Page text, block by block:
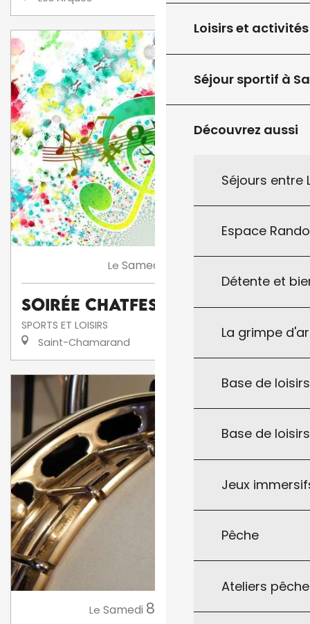
Loisirs et activités
Séjour sportif à
Découvrez aussi
Séjours entre
Espace
Détente et
La grimpe
Base de
Base de
Jeux
Pêche
Ateliers
Le Samedi
Soirée Chatfestayres
SPORTS ET LOISIRS
Saint-Chamarand
Le Samedi 8 à 21:00